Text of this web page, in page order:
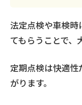
法定点検や車検
てもらうことで、
定期点検は快適
がります。